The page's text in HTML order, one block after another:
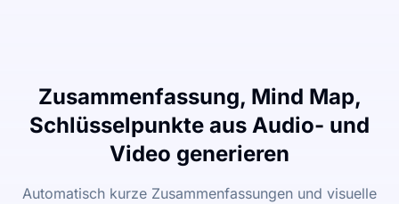
Zusammenfassung, Mind Map,
Schlüsselpunkte aus Audio- und
Video generieren
Automatisch kurze Zusammenfassungen und visuelle